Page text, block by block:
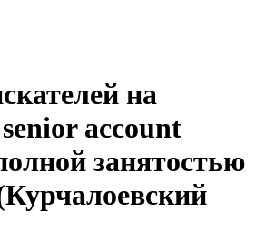
на
account
занятостью